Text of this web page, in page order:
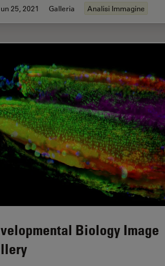
25, 2021 Galleria Analisi Immagine
Biology Image